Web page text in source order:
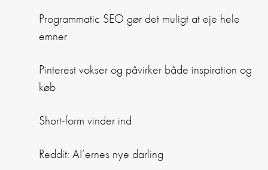
Programmatic SEO gør det muligt at eje hele
emner
Pinterest vokser og påvirker både inspiration og
køb
Short-form vinder ind
Reddit: AI’ernes nye darling